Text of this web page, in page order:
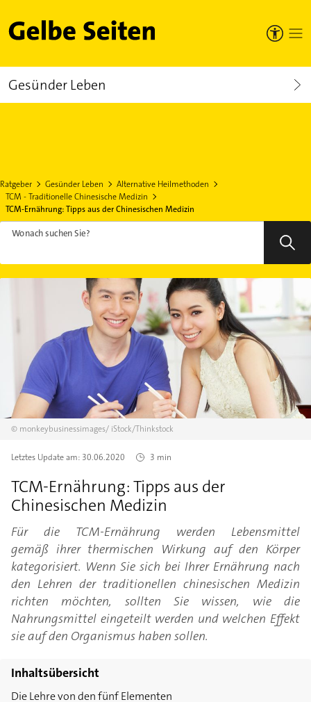
Gelbe Seiten
Gesünder Leben
Ratgeber Gesünder Leben
Alternative Heilmethoden
TCM - Traditionelle Chinesische Medizin
TCM-Ernährung: Tipps aus der Chinesischen Medizin
Wonach suchen Sie?
© monkeybusinessimages/ iStock/Thinkstock
Letztes Update am: 30.06.2020 3 min
TCM-Ernährung: Tipps aus der
Chinesischen Medizin
Für die TCM-Ernährung werden Lebensmittel
gemäß ihrer thermischen Wirkung auf den Körper
kategorisiert. Wenn Sie sich bei Ihrer Ernährung nach
den Lehren der traditionellen chinesischen Medizin
richten möchten, sollten Sie wissen, wie die
Nahrungsmittel eingeteilt werden und welchen Effekt
sie auf den Organismus haben sollen.
Inhaltsübersicht
Die Lehre von den fünf Elementen